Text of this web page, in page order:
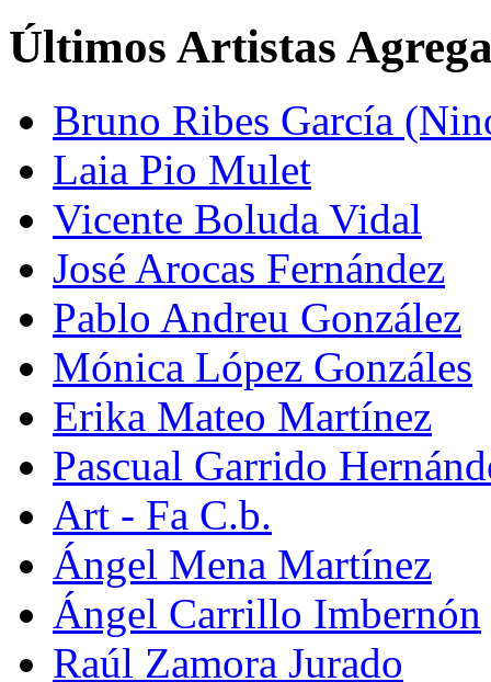
Últimos Artistas
Bruno Ribes García
Laia Pio Mulet
Vicente Boluda Vidal
José Arocas Fernández
Pablo Andreu González
Mónica López Gonzáles
Erika Mateo Martínez
Pascual Garrido
Art - Fa C.b.
Ángel Mena Martínez
Ángel Carrillo Imbernón
Raúl Zamora Jurado